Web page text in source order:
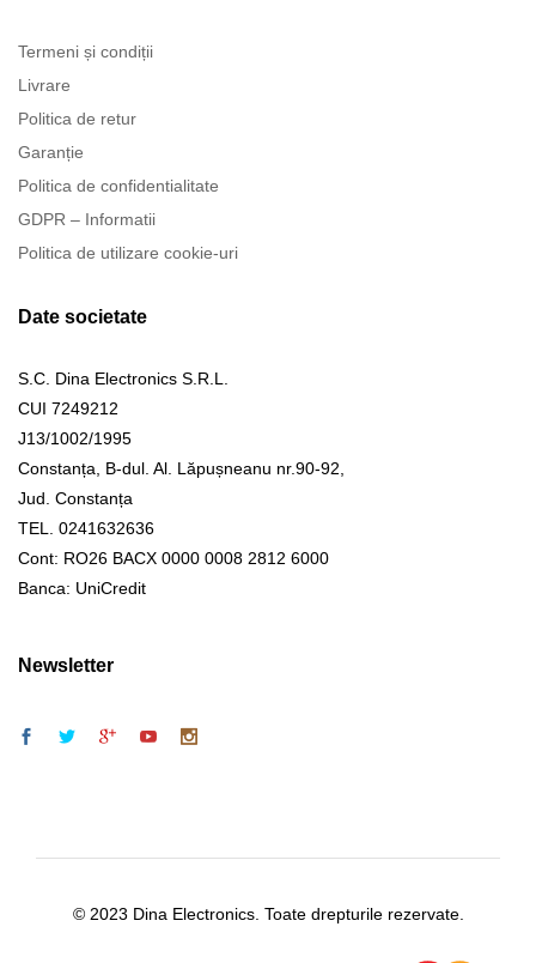
Termeni și condiții
Livrare
Politica de retur
Garanție
Politica de confidentialitate
GDPR – Informatii
Politica de utilizare cookie-uri
Date societate
S.C. Dina Electronics S.R.L.
CUI 7249212
J13/1002/1995
Constanța, B-dul. Al. Lăpușneanu nr.90-92,
Jud. Constanța
TEL. 0241632636
Cont: RO26 BACX 0000 0008 2812 6000
Banca: UniCredit
Newsletter
© 2023 Dina Electronics. Toate drepturile rezervate.